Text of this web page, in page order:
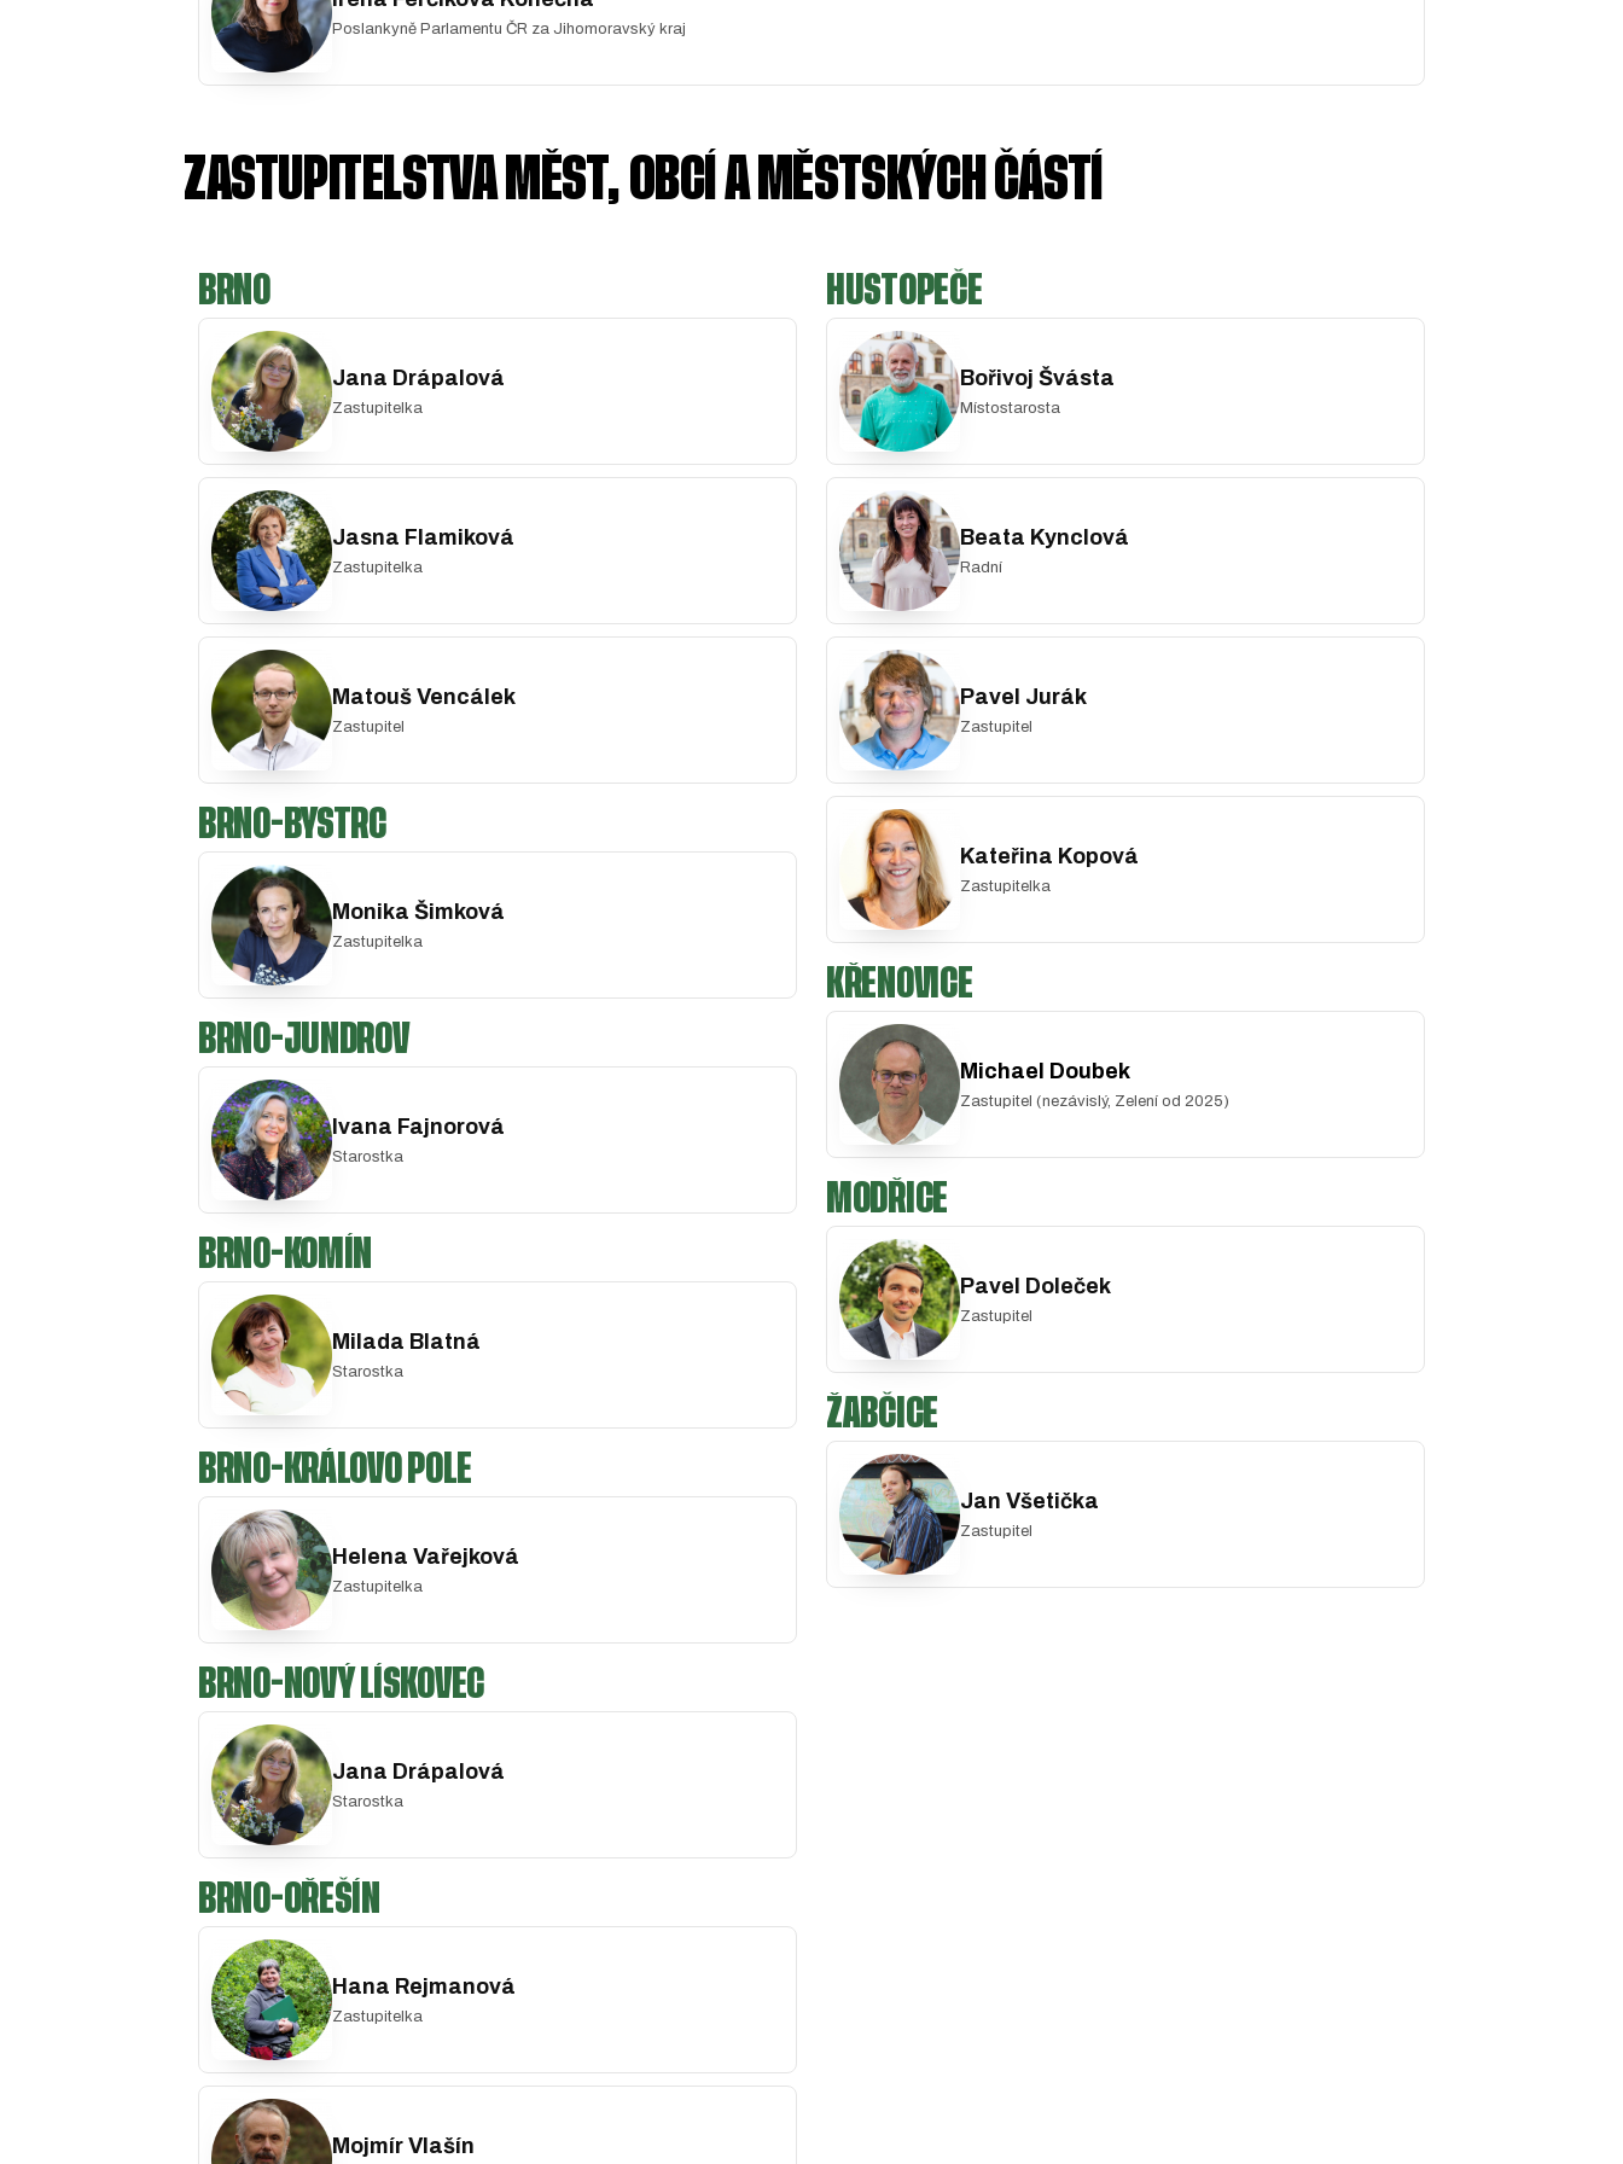
Poslankyně Parlamentu ČR za Jihomoravský kraj
ZASTUPITELSTVA MĚST, OBCÍ A MĚSTSKÝCH ČÁSTÍ
BRNO
Jana Drápalová
Zastupitelka
Jasna Flamiková
Zastupitelka
Matouš Vencálek
Zastupitel
BRNO-BYSTRC
Monika Šimková
Zastupitelka
BRNO-JUNDROV
Ivana Fajnorová
Starostka
BRNO-KOMÍN
Milada Blatná
Starostka
BRNO-KRÁLOVO POLE
Helena Vařejková
Zastupitelka
BRNO-NOVÝ LÍSKOVEC
Jana Drápalová
Starostka
BRNO-OŘEŠÍN
Hana Rejmanová
Zastupitelka
Mojmír Vlašín
HUSTOPEČE
Bořivoj Švásta
Místostarosta
Beata Kynclová
Radní
Pavel Jurák
Zastupitel
Kateřina Kopová
Zastupitelka
KŘENOVICE
Michael Doubek
Zastupitel (nezávislý, Zelení od 2025)
MODŘICE
Pavel Doleček
Zastupitel
ŽABČICE
Jan Všetička
Zastupitel